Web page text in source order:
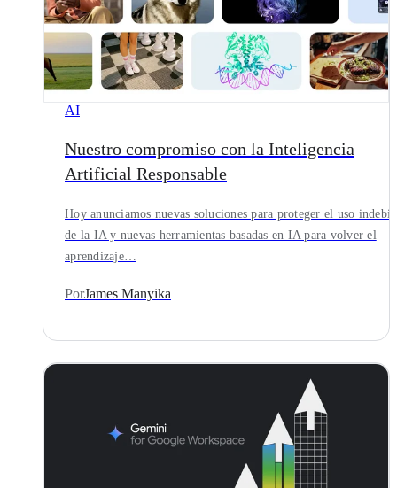
AI
Nuestro compromiso con la Inteligencia
Artificial Responsable
Hoy anunciamos nuevas soluciones para proteger el uso
de la IA y nuevas herramientas basadas en IA para volver el
aprendizaje…
PorJames Manyika